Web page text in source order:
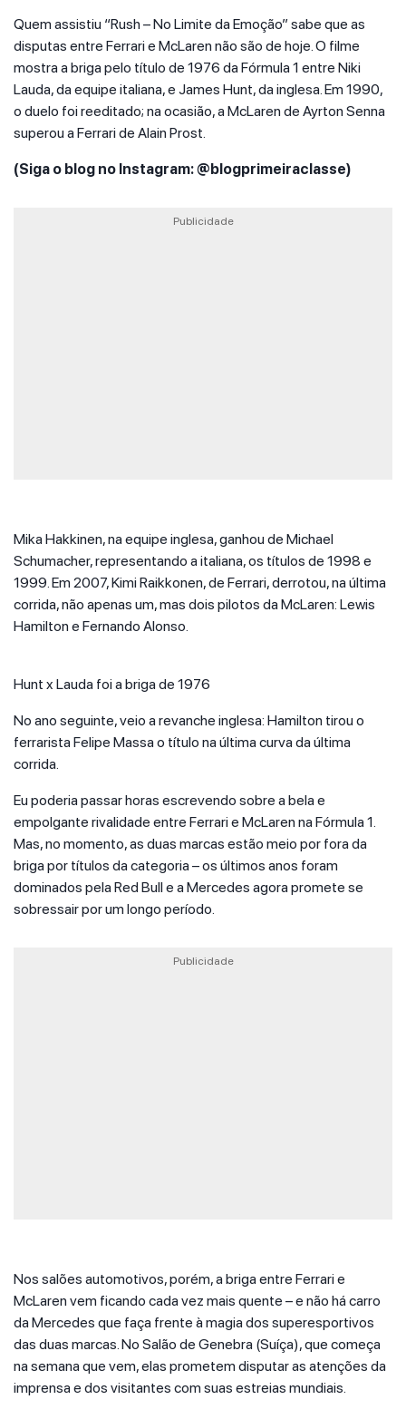
Quem assistiu “Rush – No Limite da Emoção” sabe que as
disputas entre Ferrari e McLaren não são de hoje. O filme
mostra a briga pelo título de 1976 da Fórmula 1 entre Niki
Lauda, da equipe italiana, e James Hunt, da inglesa. Em 1990,
o duelo foi reeditado; na ocasião, a McLaren de Ayrton Senna
superou a Ferrari de Alain Prost.
(Siga o blog no Instagram: @blogprimeiraclasse)
Publicidade
Mika Hakkinen, na equipe inglesa, ganhou de Michael
Schumacher, representando a italiana, os títulos de 1998 e
1999. Em 2007, Kimi Raikkonen, de Ferrari, derrotou, na última
corrida, não apenas um, mas dois pilotos da McLaren: Lewis
Hamilton e Fernando Alonso.
Hunt x Lauda foi a briga de 1976
No ano seguinte, veio a revanche inglesa: Hamilton tirou o
ferrarista Felipe Massa o título na última curva da última
corrida.
Eu poderia passar horas escrevendo sobre a bela e
empolgante rivalidade entre Ferrari e McLaren na Fórmula 1.
Mas, no momento, as duas marcas estão meio por fora da
briga por títulos da categoria – os últimos anos foram
dominados pela Red Bull e a Mercedes agora promete se
sobressair por um longo período.
Publicidade
Nos salões automotivos, porém, a briga entre Ferrari e
McLaren vem ficando cada vez mais quente – e não há carro
da Mercedes que faça frente à magia dos superesportivos
das duas marcas. No Salão de Genebra (Suíça), que começa
na semana que vem, elas prometem disputar as atenções da
imprensa e dos visitantes com suas estreias mundiais.